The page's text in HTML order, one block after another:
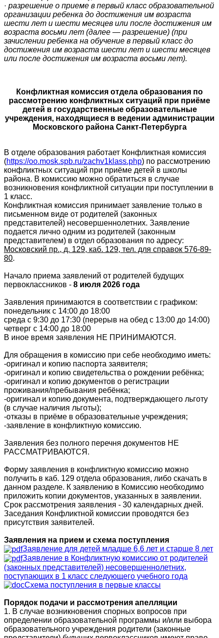
· разрешение о приеме в первый класс образовательной
организации ребенка до достижения им возраста
шести лет и шести месяцев или после достижения им
возраста восьми лет (далее — разрешение) (при
зачислении ребенка на обучение в первый класс до
достижения им возраста шести лет и шести месяцев
или после достижения им возраста восьми лет).
Конфликтная комиссия отдела образования по
рассмотрению конфликтных ситуаций при приёме
детей в государственные образовательные
учреждения, находящиеся в ведении администрации
Московского района Санкт-Петербурга
В отделе образования работает Конфликтная комиссия
(https://oo.mosk.spb.ru/zachv1klass.php) по рассмотрению
конфликтных ситуаций при приёме детей в школы
района. В комиссию можно обратиться в случае
возникновения конфликтной ситуации при поступлении в
1 класс.
Конфликтная комиссия принимает заявление только в
письменном виде от родителей (законных
представителей) несовершеннолетних. Заявление
подается лично одним из родителей (законным
представителем) в отдел образования по адресу:
Московский пр., д. 129, каб. 129, тел. для справок 576-89-
80.
Начало приема заявлений от родителей будущих
первоклассников - 8 июля 2026 года
Заявления принимаются в соответствии с графиком:
понедельник с 14:00 до 18:00
среда с 9:30 до 17:30 (перерыв на обед с 13:00 до 14:00)
четверг с 14:00 до 18:00
В иное время заявления НЕ ПРИНИМАЮТСЯ.
Для обращения в комиссию при себе необходимо иметь:
-оригинал и копию паспорта заявителя;
-оригинал и копию свидетельства о рождении ребёнка;
-оригинал и копию документов о регистрации
проживания/пребывания ребёнка;
-оригинал и копию документа, подтверждающего льготу
(в случае наличия льготы);
-отказы в приёме в образовательные учреждения;
-заявление в конфликтную комиссию.
Заявления без полного перечня документов НЕ
РАССМАТРИВАЮТСЯ.
Форму заявления в конфликтную комиссию можно
получить в каб. 129 отдела образования, либо скачать в
данном разделе. К заявлению в Комиссию необходимо
приложить копии документов, указанных в заявлении.
Срок рассмотрения заявления - 30 календарных дней.
Заседания Конфликтной комиссии проводятся без
присутствия заявителей.
Заявления на прием и схема поступления
Заявление для детей младше 6,6 лет и старше 8 лет
Заявление в Конфликтную комиссию от родителей
(законных представителей) несовершеннолетних,
поступающих в 1 класс следующего учебного года
Схема поступления в первые классы
Порядок подачи и рассмотрения апелляции
1. В случае возникновения спорных вопросов при
определении образовательной программы и/или выбора
образовательного учреждения родители (законные